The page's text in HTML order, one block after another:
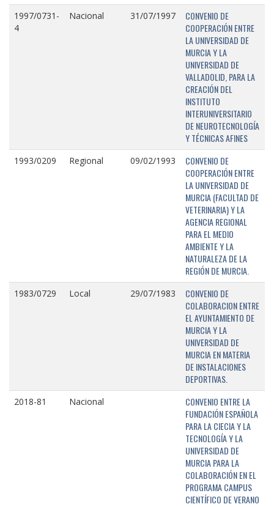
1997/0731-
4
Nacional 31/07/1997
CONVENIO DE
COOPERACIÓN ENTRE
LA UNIVERSIDAD DE
MURCIA Y LA
UNIVERSIDAD DE
VALLADOLID, PARA LA
CREACIÓN DEL
INSTITUTO
INTERUNIVERSITARIO
DE NEUROTECNOLOGÍA
Y TÉCNICAS AFINES
1993/0209 Regional 09/02/1993
CONVENIO DE
COOPERACIÓN ENTRE
LA UNIVERSIDAD DE
MURCIA (FACULTAD DE
VETERINARIA) Y LA
AGENCIA REGIONAL
PARA EL MEDIO
AMBIENTE Y LA
NATURALEZA DE LA
REGIÓN DE MURCIA.
1983/0729 Local 29/07/1983
CONVENIO DE
COLABORACION ENTRE
EL AYUNTAMIENTO DE
MURCIA Y LA
UNIVERSIDAD DE
MURCIA EN MATERIA
DE INSTALACIONES
DEPORTIVAS.
2018-81 Nacional
CONVENIO ENTRE LA
FUNDACIÓN ESPAÑOLA
PARA LA CIECIA Y LA
TECNOLOGÍA Y LA
UNIVERSIDAD DE
MURCIA PARA LA
COLABORACIÓN EN EL
PROGRAMA CAMPUS
CIENTÍFICO DE VERANO